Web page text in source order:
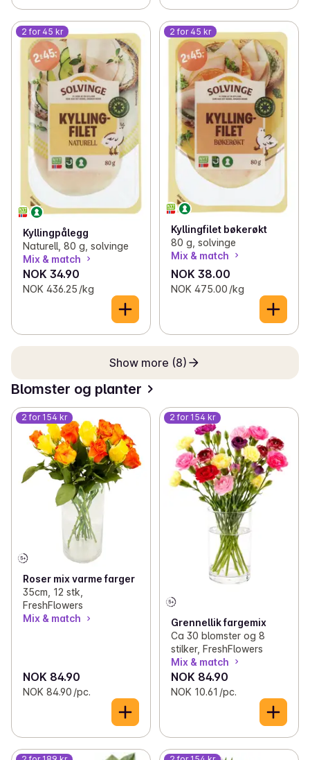
2 for 45 kr
Kyllingpålegg
Naturell, 80 g, solvinge
Mix & match
NOK 34.90
NOK 436.25 /kg
2 for 45 kr
Kyllingfilet bøkerøkt
80 g, solvinge
Mix & match
NOK 38.00
NOK 475.00 /kg
Show more (8)
Blomster og planter
2 for 154 kr
Roser mix varme farger
35cm, 12 stk,
FreshFlowers
Mix & match
NOK 84.90
NOK 84.90 /pc.
2 for 154 kr
Grennellik fargemix
Ca 30 blomster og 8
stilker, FreshFlowers
Mix & match
NOK 84.90
NOK 10.61 /pc.